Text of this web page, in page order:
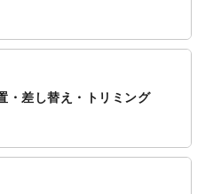
しました。
筒が作成できるようになりま
・差し替え・トリミング